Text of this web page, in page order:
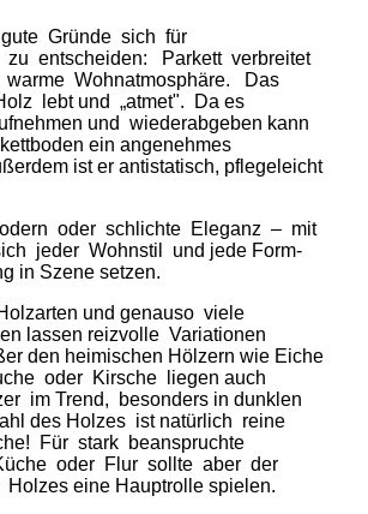
Gründe sich für
zu entscheiden: Parkett verbreitet
Wohnatmosphäre. Das
lebt und „atmet". Da es
und wiederabgeben kann
ein angenehmes
ist er antistatisch, pflegeleicht
oder schlichte Eleganz – mit
jeder Wohnstil und jede Form-
in Szene setzen.
und genauso viele
lassen reizvolle Variationen
den heimischen Hölzern wie Eiche
oder Kirsche liegen auch
im Trend, besonders in dunklen
des Holzes ist natürlich reine
Für stark beanspruchte
oder Flur sollte aber der
eine Hauptrolle spielen.